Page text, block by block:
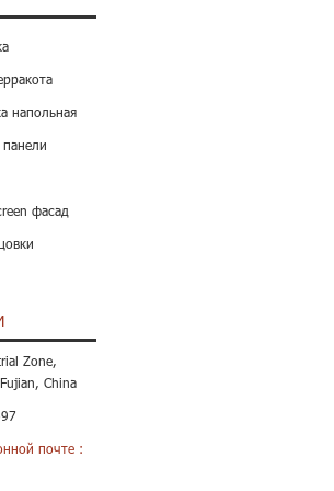
напольная
фасад
Zone,
China
почте :